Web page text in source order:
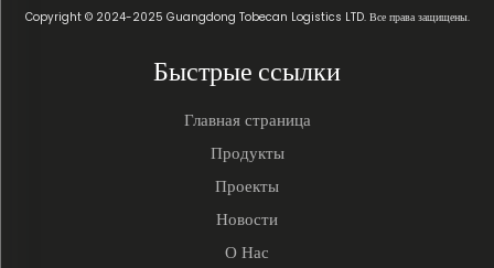
Copyright © 2024-2025 Guangdong Tobecan Logistics LTD. Все права защищены.
Быстрые ссылки
Главная страница
Продукты
Проекты
Новости
О Нас